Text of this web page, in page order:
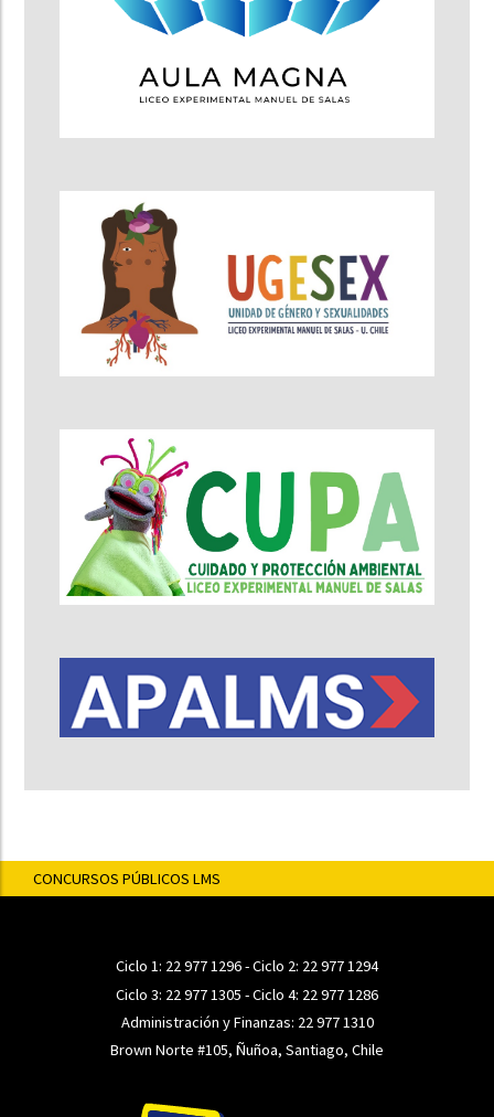
CONCURSOS PÚBLICOS LMS
Ciclo 1: 22 977 1296- Ciclo 2: 22 977 1294
Ciclo 3: 22 977 1305 - Ciclo 4: 22 977 1286
Administración y Finanzas: 22 977 1310
Brown Norte #105, Ñuñoa, Santiago, Chile